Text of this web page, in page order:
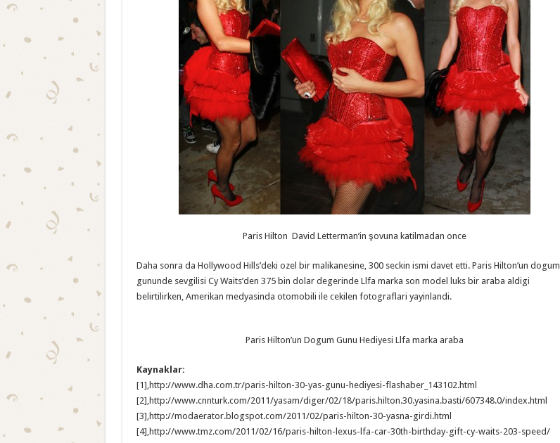
Paris Hilton David Letterman’in şovuna katilmadan once
Daha sonra da Hollywood Hills’deki ozel bir malikanesine, 300 seckin ismi davet etti. Paris Hilton’un dogum
gununde sevgilisi Cy Waits’den 375 bin dolar degerinde Llfa marka son model luks bir araba aldigi
belirtilirken, Amerikan medyasinda otomobili ile cekilen fotograflari yayinlandi.
Paris Hilton’un Dogum Gunu Hediyesi Llfa marka araba
Kaynaklar:
[1],http://www.dha.com.tr/paris-hilton-30-yas-gunu-hediyesi-flashaber_143102.html
[2],http://www.cnnturk.com/2011/yasam/diger/02/18/paris.hilton.30.yasina.basti/607348.0/index.html
[3],http://modaerator.blogspot.com/2011/02/paris-hilton-30-yasna-girdi.html
[4],http://www.tmz.com/2011/02/16/paris-hilton-lexus-lfa-car-30th-birthday-gift-cy-waits-203-speed/